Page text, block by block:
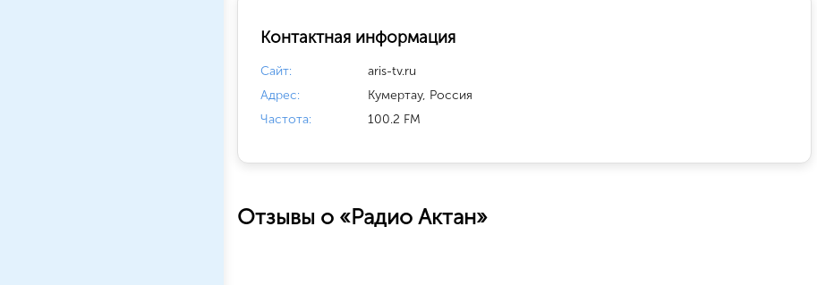
Контактная информация
Сайт:
aris-tv.ru
Адрес:
Кумертау, Россия
Частота:
100.2 FM
Отзывы о «Радио Актан»